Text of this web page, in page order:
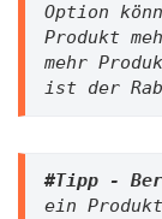
Option
Produkt
mehr
ist der
#Tipp -
ein